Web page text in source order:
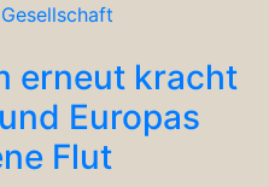
erneut kracht
Europas
Flut